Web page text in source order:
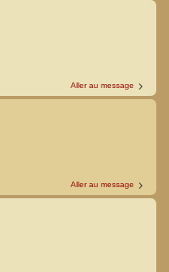
Aller au message
Aller au message